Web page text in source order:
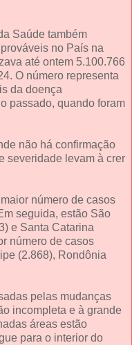
Saúde também
no País na
até ontem 5.100.766
O número representa
da doença
passado, quando foram
não há confirmação
severidade levam à crer
número de casos
seguida, estão São
e Santa Catarina
número de casos
(2.868), Rondônia
pelas mudanças
incompleta e à grande
áreas estão
para o interior do